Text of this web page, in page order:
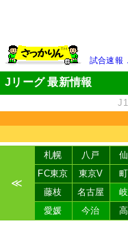
試合速報
Jリーグ 最新情報
J1
≪
札幌 八戸
FC東京
東京V
藤枝
名古屋
愛媛
今治